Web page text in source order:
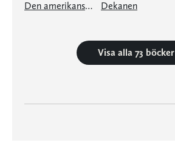
Den amerikanska flickans söndagar Dekanen
Visa alla 73 böcker